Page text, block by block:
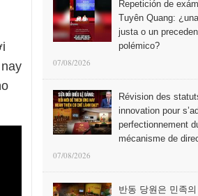
Repetición de
Tuyên Quang:
justa o un
polémico?
07/08/2026
Révision des
innovation pour
perfectionnement
mécanisme de
07/08/2026
반동 당원은 민족